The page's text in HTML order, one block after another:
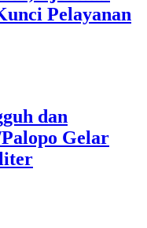
Pelayanan
dan
Gelar